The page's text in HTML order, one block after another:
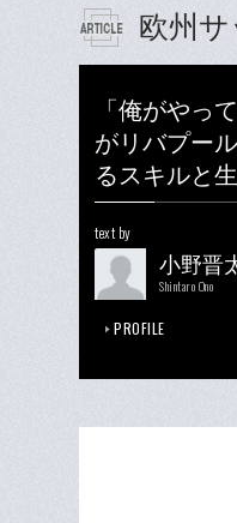
欧州
「俺がやっ
がリバプー
るスキルと
text by
小野晋
Shintaro Ono
PROFILE